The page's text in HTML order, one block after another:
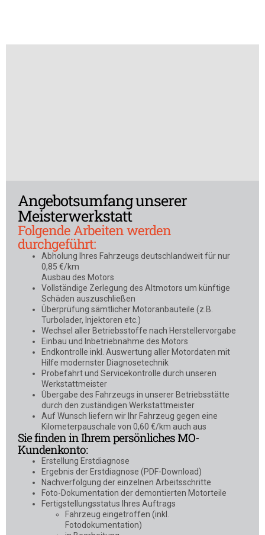
Angebotsumfang unserer
Meisterwerkstatt
Folgende Arbeiten werden
durchgeführt:
Abholung Ihres Fahrzeugs deutschlandweit für nur
0,85 €/km
Ausbau des Motors
Vollständige Zerlegung des Altmotors um künftige
Schäden auszuschließen
Überprüfung sämtlicher Motoranbauteile (z.B.
Turbolader, Injektoren etc.)
Wechsel aller Betriebsstoffe nach Herstellervorgabe
Einbau und Inbetriebnahme des Motors
Endkontrolle inkl. Auswertung aller Motordaten mit
Hilfe modernster Diagnosetechnik
Probefahrt und Servicekontrolle durch unseren
Werkstattmeister
Übergabe des Fahrzeugs in unserer Betriebsstätte
durch den zuständigen Werkstattmeister
Auf Wunsch liefern wir Ihr Fahrzeug gegen eine
Kilometerpauschale von 0,60 €/km auch aus
Sie finden in Ihrem persönliches MO-
Kundenkonto:
Erstellung Erstdiagnose
Ergebnis der Erstdiagnose (PDF-Download)
Nachverfolgung der einzelnen Arbeitsschritte
Foto-Dokumentation der demontierten Motorteile
Fertigstellungsstatus Ihres Auftrags
Fahrzeug eingetroffen (inkl.
Fotodokumentation)